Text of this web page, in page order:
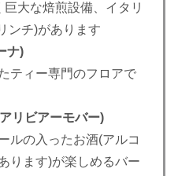
大な焙煎設備、イタリ
ンチ)があります
ナ)
ティー専門のフロアで
リビアーモバー)
ルの入ったお酒(アルコ
ります)が楽しめるバー